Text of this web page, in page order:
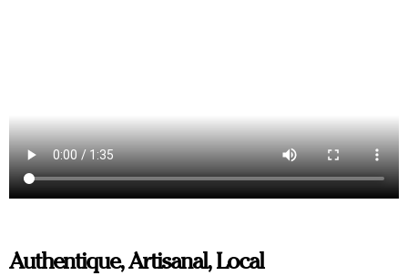
Authentique, Artisanal, Local